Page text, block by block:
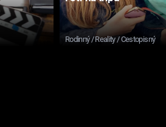
Rodinný / Reality / Cestopisný